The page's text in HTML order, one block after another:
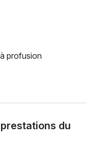
profusion
du